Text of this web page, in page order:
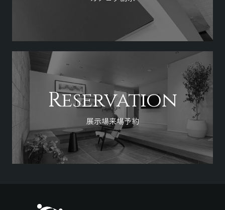
Reservation
展示場来場予約